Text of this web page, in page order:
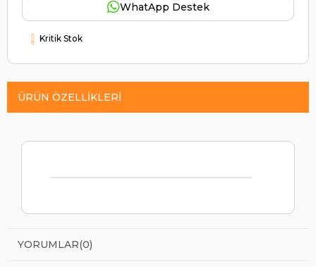
WhatApp Destek
Kritik Stok
ÜRÜN ÖZELLIKLERI
YORUMLAR(0)